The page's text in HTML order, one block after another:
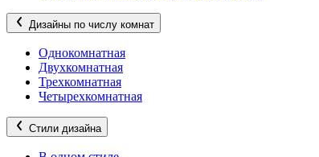
Дизайны по числу комнат
Однокомнатная
Двухкомнатная
Трехкомнатная
Четырехкомнатная
Стили дизайна